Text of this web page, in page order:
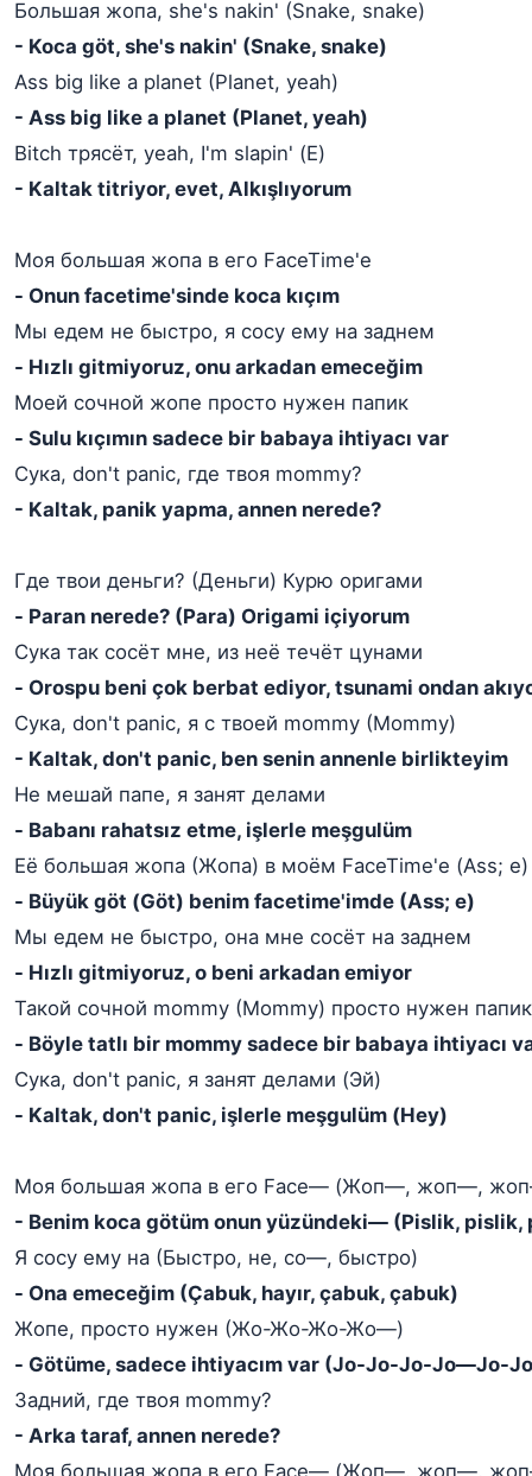
Большая жопа, she's nakin' (Snake, snake)
- Koca göt, she's nakin' (Snake, snake)
Ass big like a planet (Planet, yeah)
- Ass big like a planet (Planet, yeah)
Bitch трясёт, yeah, I'm slapin' (Е)
- Kaltak titriyor, evet, Alkışlıyorum
Моя большая жопа в его FaceTime'е
- Onun facetime'sinde koca kıçım
Мы едем не быстро, я сосу ему на заднем
- Hızlı gitmiyoruz, onu arkadan emeceğim
Моей сочной жопе просто нужен папик
- Sulu kıçımın sadece bir babaya ihtiyacı var
Сука, don't panic, где твоя mommy?
- Kaltak, panik yapma, annen nerede?
Где твои деньги? (Деньги) Курю оригами
- Paran nerede? (Para) Origami içiyorum
Сука так сосёт мне, из неё течёт цунами
- Orospu beni çok berbat ediyor, tsunami ondan
Сука, don't panic, я с твоей mommy (Mommy)
- Kaltak, don't panic, ben senin annenle birlikteyim
Не мешай папе, я занят делами
- Babanı rahatsız etme, işlerle meşgulüm
Её большая жопа (Жопа) в моём FaceTime'е (Ass; е)
- Büyük göt (Göt) benim facetime'imde (Ass; e)
Мы едем не быстро, она мне сосёт на заднем
- Hızlı gitmiyoruz, o beni arkadan emiyor
Такой сочной mommy (Mommy) просто нужен
- Böyle tatlı bir mommy sadece bir babaya ihtiyacı
Сука, don't panic, я занят делами (Эй)
- Kaltak, don't panic, işlerle meşgulüm (Hey)
Моя большая жопа в его Face— (Жоп—, жоп—,
- Benim koca götüm onun yüzündeki— (Pislik,
Я сосу ему на (Быстро, не, со—, быстро)
- Ona emeceğim (Çabuk, hayır, çabuk, çabuk)
Жопе, просто нужен (Жо-Жо-Жо-Жо—)
- Götüme, sadece ihtiyacım var (Jo-Jo-Jo-Jo—Jo-
Задний, где твоя mommy?
- Arka taraf, annen nerede?
Моя большая жопа в его Face— (Жоп—, жоп—,